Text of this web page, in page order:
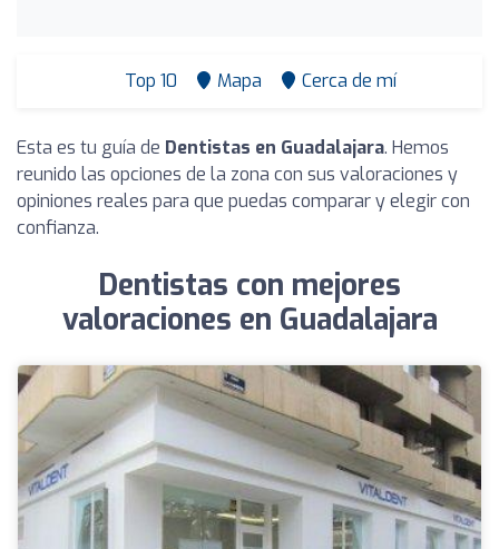
Top 10 Mapa Cerca de mí
Esta es tu guía de Dentistas en Guadalajara. Hemos
reunido las opciones de la zona con sus valoraciones y
opiniones reales para que puedas comparar y elegir con
confianza.
Dentistas con mejores
valoraciones en Guadalajara